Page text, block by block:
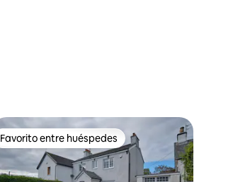
Favorito entre huéspedes
Favorito entre huéspedes